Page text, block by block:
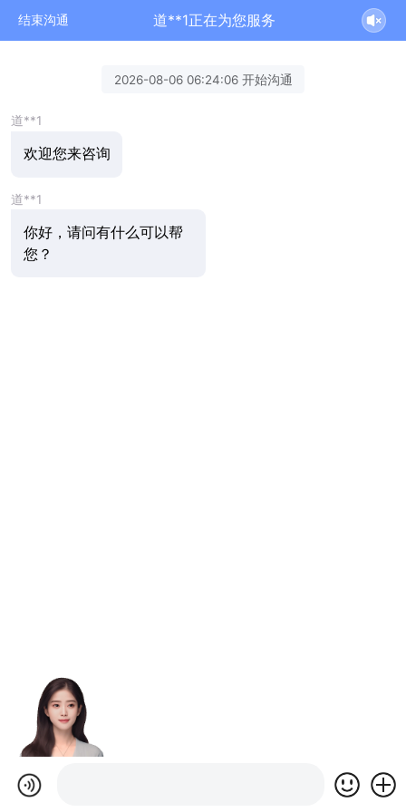
结束沟通 道**1正在为您服务
2026-08-06 06:24:06 开始沟通
道**1
欢迎您来咨询
道**1
你好，请问有什么可以帮
您？